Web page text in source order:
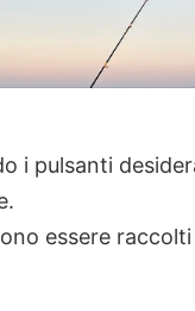
e-commerce
newsletter e
Andrenacci P.Iva
i pulsanti
essere